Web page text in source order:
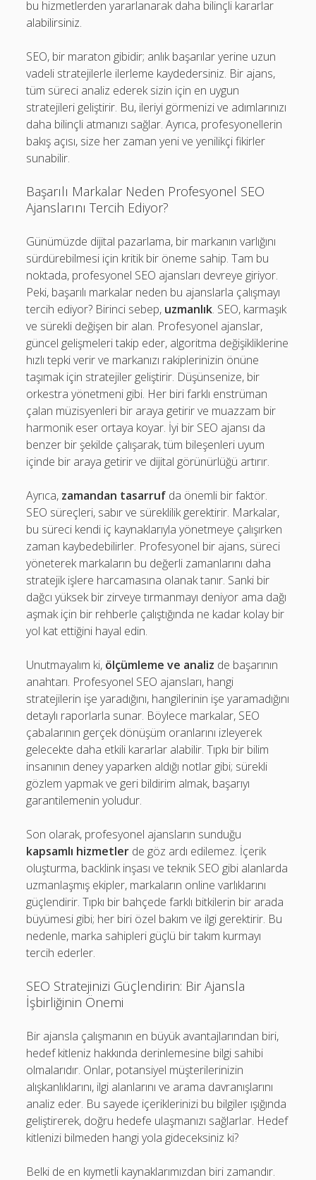
bu hizmetlerden yararlanarak daha bilinçli kararlar
alabilirsiniz.
SEO, bir maraton gibidir; anlık başarılar yerine uzun
vadeli stratejilerle ilerleme kaydedersiniz. Bir ajans,
tüm süreci analiz ederek sizin için en uygun
stratejileri geliştirir. Bu, ileriyi görmenizi ve adımlarınızı
daha bilinçli atmanızı sağlar. Ayrıca, profesyonellerin
bakış açısı, size her zaman yeni ve yenilikçi fikirler
sunabilir.
Başarılı Markalar Neden Profesyonel SEO
Ajanslarını Tercih Ediyor?
Günümüzde dijital pazarlama, bir markanın varlığını
sürdürebilmesi için kritik bir öneme sahip. Tam bu
noktada, profesyonel SEO ajansları devreye giriyor.
Peki, başarılı markalar neden bu ajanslarla çalışmayı
tercih ediyor? Birinci sebep, uzmanlık. SEO, karmaşık
ve sürekli değişen bir alan. Profesyonel ajanslar,
güncel gelişmeleri takip eder, algoritma değişikliklerine
hızlı tepki verir ve markanızı rakiplerinizin önüne
taşımak için stratejiler geliştirir. Düşünsenize, bir
orkestra yönetmeni gibi. Her biri farklı enstrüman
çalan müzisyenleri bir araya getirir ve muazzam bir
harmonik eser ortaya koyar. İyi bir SEO ajansı da
benzer bir şekilde çalışarak, tüm bileşenleri uyum
içinde bir araya getirir ve dijital görünürlüğü artırır.
Ayrıca, zamandan tasarruf da önemli bir faktör.
SEO süreçleri, sabır ve süreklilik gerektirir. Markalar,
bu süreci kendi iç kaynaklarıyla yönetmeye çalışırken
zaman kaybedebilirler. Profesyonel bir ajans, süreci
yöneterek markaların bu değerli zamanlarını daha
stratejik işlere harcamasına olanak tanır. Sanki bir
dağcı yüksek bir zirveye tırmanmayı deniyor ama dağı
aşmak için bir rehberle çalıştığında ne kadar kolay bir
yol kat ettiğini hayal edin.
Unutmayalım ki, ölçümleme ve analiz de başarının
anahtarı. Profesyonel SEO ajansları, hangi
stratejilerin işe yaradığını, hangilerinin işe yaramadığını
detaylı raporlarla sunar. Böylece markalar, SEO
çabalarının gerçek dönüşüm oranlarını izleyerek
gelecekte daha etkili kararlar alabilir. Tıpkı bir bilim
insanının deney yaparken aldığı notlar gibi; sürekli
gözlem yapmak ve geri bildirim almak, başarıyı
garantilemenin yoludur.
Son olarak, profesyonel ajansların sunduğu
kapsamlı hizmetler de göz ardı edilemez. İçerik
oluşturma, backlink inşası ve teknik SEO gibi alanlarda
uzmanlaşmış ekipler, markaların online varlıklarını
güçlendirir. Tıpkı bir bahçede farklı bitkilerin bir arada
büyümesi gibi; her biri özel bakım ve ilgi gerektirir. Bu
nedenle, marka sahipleri güçlü bir takım kurmayı
tercih ederler.
SEO Stratejinizi Güçlendirin: Bir Ajansla
İşbirliğinin Önemi
Bir ajansla çalışmanın en büyük avantajlarından biri,
hedef kitleniz hakkında derinlemesine bilgi sahibi
olmalarıdır. Onlar, potansiyel müşterilerinizin
alışkanlıklarını, ilgi alanlarını ve arama davranışlarını
analiz eder. Bu sayede içeriklerinizi bu bilgiler ışığında
geliştirerek, doğru hedefe ulaşmanızı sağlarlar. Hedef
kitlenizi bilmeden hangi yola gideceksiniz ki?
Belki de en kıymetli kaynaklarımızdan biri zamandır.